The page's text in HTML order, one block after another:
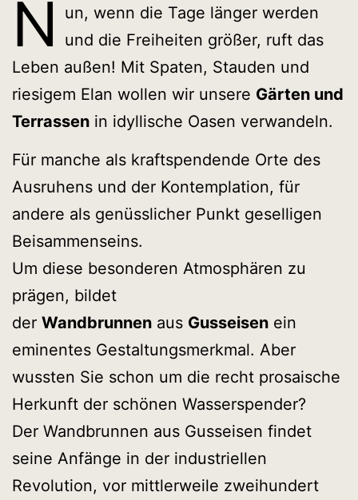
N
un, wenn die Tage länger werden
und die Freiheiten größer, ruft das
Leben außen! Mit Spaten, Stauden und
riesigem Elan wollen wir unsere Gärten und
Terrassen in idyllische Oasen verwandeln.
Für manche als kraftspendende Orte des
Ausruhens und der Kontemplation, für
andere als genüsslicher Punkt geselligen
Beisammenseins.
Um diese besonderen Atmosphären zu
prägen, bildet
der Wandbrunnen aus Gusseisen ein
eminentes Gestaltungsmerkmal. Aber
wussten Sie schon um die recht prosaische
Herkunft der schönen Wasserspender?
Der Wandbrunnen aus Gusseisen findet
seine Anfänge in der industriellen
Revolution, vor mittlerweile zweihundert